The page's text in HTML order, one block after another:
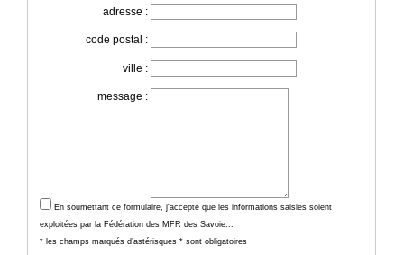
adresse :
code postal :
ville :
message :
En soumettant ce formulaire, j'accepte que les informations saisies soient
exploitées par la Fédération des MFR des Savoie...
* les champs marqués d’astérisques * sont obligatoires